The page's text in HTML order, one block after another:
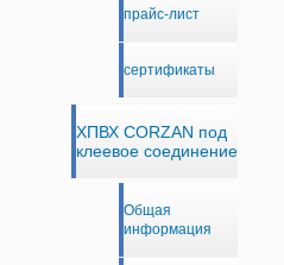
прайс-лист
сертификаты
ХПВХ CORZAN под
клеевое соединение
Общая
информация